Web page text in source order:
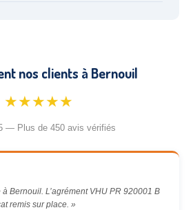
nos clients à Bernouil
★★★★★
— Plus de 450 avis vérifiés
Bernouil. L’agrément VHU PR 920001 B
remis sur place. »